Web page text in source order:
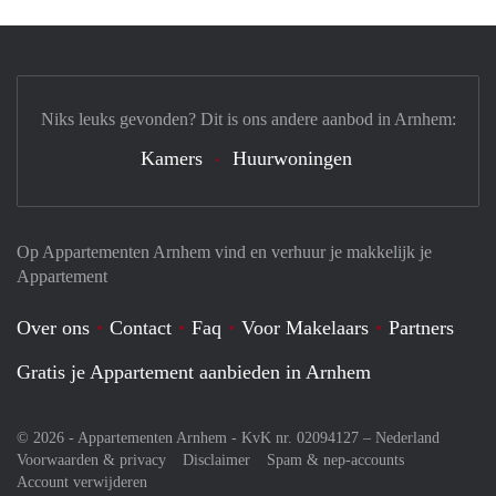
Op Appartementen Arnhem vind en verhuur je makkelijk je
Appartement
Over ons Contact Faq Voor Makelaars
Partners
Gratis je Appartement aanbieden in Arnhem
© 2026 - Appartementen Arnhem - KvK nr. 02094127 – Nederland
Voorwaarden & privacy
Disclaimer
Spam & nep-accounts
Account verwijderen
Niks leuks gevonden? Dit is ons andere aanbod in Arnhem:
Kamers Huurwoningen